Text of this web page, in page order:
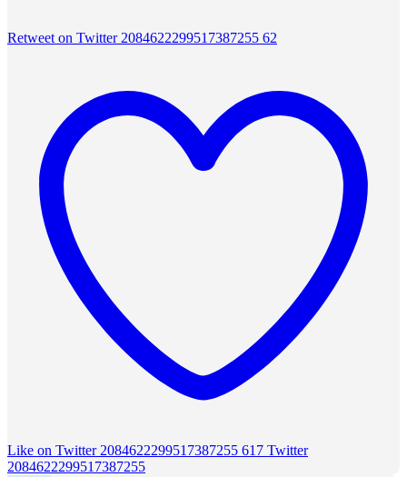
Retweet on Twitter 2084622299517387255 62
Like on Twitter 2084622299517387255 617 Twitter
2084622299517387255